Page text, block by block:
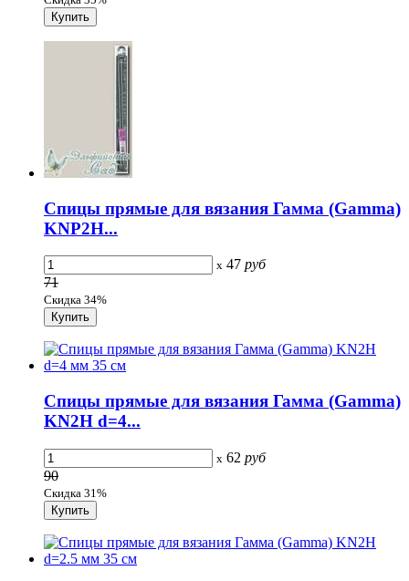
Спицы прямые для вязания Гамма (Gamma)
KNP2H...
x 47 руб
71
Скидка 34%
Спицы прямые для вязания Гамма (Gamma)
KN2H d=4...
x 62 руб
90
Скидка 31%